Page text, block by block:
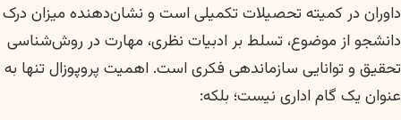
داوران در کمیته تحصیلات تکمیلی است و نشان‌دهنده میزان درک
دانشجو از موضوع، تسلط بر ادبیات نظری، مهارت در روش‌شناسی
تحقیق و توانایی سازماندهی فکری است. اهمیت پروپوزال تنها به
عنوان یک گام اداری نیست؛ بلکه: